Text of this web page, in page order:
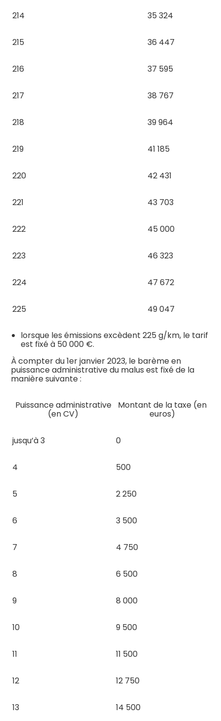
214 35 324
215 36 447
216 37 595
217 38 767
218 39 964
219 41 185
220 42 431
221 43 703
222 45 000
223 46 323
224 47 672
225 49 047
lorsque les émissions excèdent 225 g/km, le tarif
est fixé à 50 000 €.
À compter du 1er janvier 2023, le barème en
puissance administrative du malus est fixé de la
manière suivante :
Puissance administrative
(en CV)
Montant de la taxe (en
euros)
jusqu’à 3 0
4 500
5 2 250
6 3 500
7 4 750
8 6 500
9 8 000
10 9 500
11 11 500
12 12 750
13 14 500